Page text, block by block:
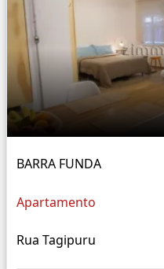
BARRA FUNDA
Apartamento
Rua Tagipuru